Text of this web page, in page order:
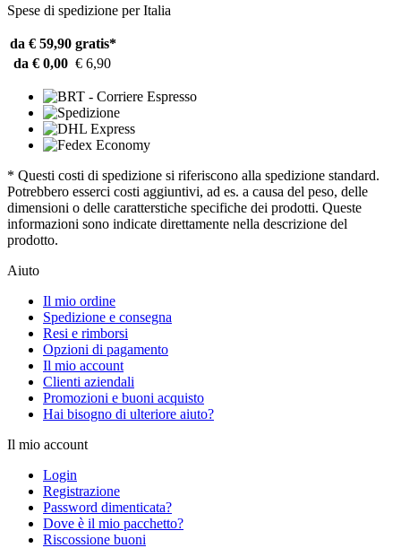
Spese di spedizione per Italia
da € 59,90 gratis*
da € 0,00 € 6,90
* Questi costi di spedizione si riferiscono alla spedizione standard.
Potrebbero esserci costi aggiuntivi, ad es. a causa del peso, delle
dimensioni o delle caratterstiche specifiche dei prodotti. Queste
informazioni sono indicate direttamente nella descrizione del
prodotto.
Aiuto
Il mio ordine
Spedizione e consegna
Resi e rimborsi
Opzioni di pagamento
Il mio account
Clienti aziendali
Promozioni e buoni acquisto
Hai bisogno di ulteriore aiuto?
Il mio account
Login
Registrazione
Password dimenticata?
Dove è il mio pacchetto?
Riscossione buoni